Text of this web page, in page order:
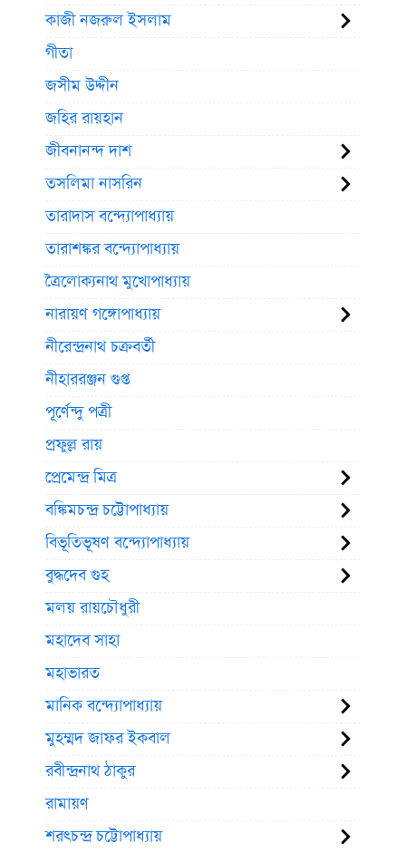
কাজী নজরুল ইসলাম
গীতা
জসীম উদ্দীন
জহির রায়হান
জীবনানন্দ দাশ
তসলিমা নাসরিন
তারাদাস বন্দ্যোপাধ্যায়
তারাশঙ্কর বন্দ্যোপাধ্যায়
ত্রৈলোক্যনাথ মুখোপাধ্যায়
নারায়ণ গঙ্গোপাধ্যায়
নীরেন্দ্রনাথ চক্রবর্তী
নীহাররঞ্জন গুপ্ত
পূর্ণেন্দু পত্রী
প্রফুল্ল রায়
প্রেমেন্দ্র মিত্র
বঙ্কিমচন্দ্র চট্টোপাধ্যায়
বিভূতিভূষণ বন্দ্যোপাধ্যায়
বুদ্ধদেব গুহ
মলয় রায়চৌধুরী
মহাদেব সাহা
মহাভারত
মানিক বন্দ্যোপাধ্যায়
মুহম্মদ জাফর ইকবাল
রবীন্দ্রনাথ ঠাকুর
রামায়ণ
শরৎচন্দ্র চট্টোপাধ্যায়